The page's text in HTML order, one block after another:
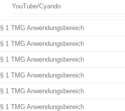
YouTube/Cyando
§ 1 TMG Anwendungsbereich
§ 1 TMG Anwendungsbereich
§ 1 TMG Anwendungsbereich
§ 1 TMG Anwendungsbereich
§ 1 TMG Anwendungsbereich
§ 1 TMG Anwendungsbereich